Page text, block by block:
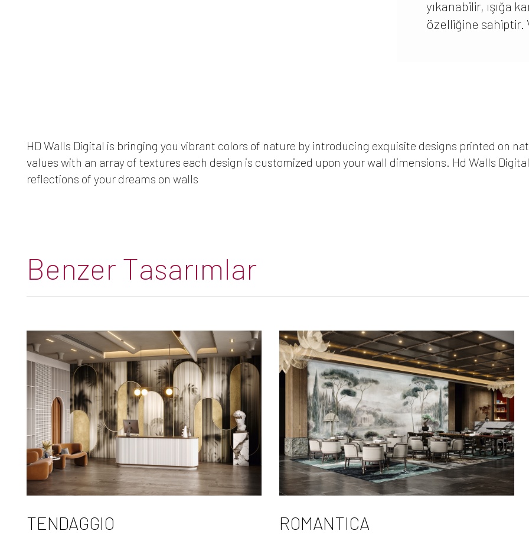
yıkanabilir, ışığa
özelliğine sahiptir.
HD Walls Digital is bringing you vibrant colors of nature by introducing exquisite designs printed on
values with an array of textures each design is customized upon your wall dimensions. Hd Walls
reflections of your dreams on walls
Benzer Tasarımlar
TENDAGGIO ROMANTICA